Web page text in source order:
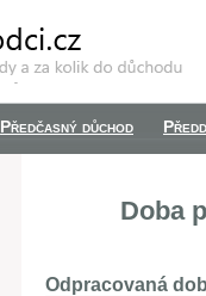
Předčasný důchod
Doba
Odpracovaná